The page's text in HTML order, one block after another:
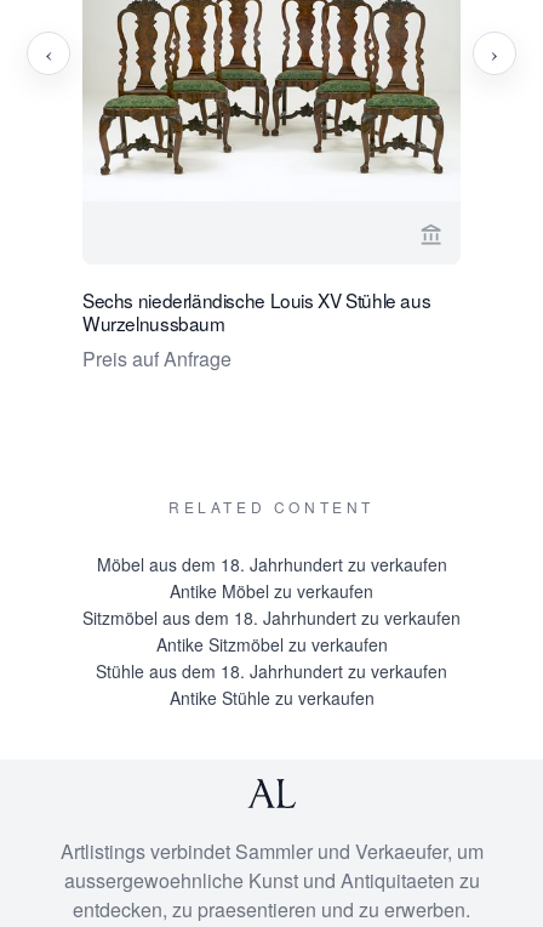
Sechs niederländische Louis XV Stühle aus
Wurzelnussbaum
Preis auf Anfrage
‹ ›
RELATED CONTENT
Möbel aus dem 18. Jahrhundert zu verkaufen
Antike Möbel zu verkaufen
Sitzmöbel aus dem 18. Jahrhundert zu verkaufen
Antike Sitzmöbel zu verkaufen
Stühle aus dem 18. Jahrhundert zu verkaufen
Antike Stühle zu verkaufen
Artlistings verbindet Sammler und Verkaeufer, um
aussergewoehnliche Kunst und Antiquitaeten zu
entdecken, zu praesentieren und zu erwerben.